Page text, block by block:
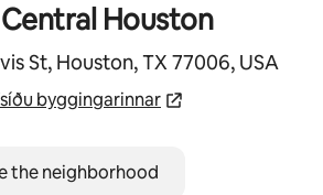
Houston
St, Houston, TX 77006, USA
byggingarinnar
the neighborhood